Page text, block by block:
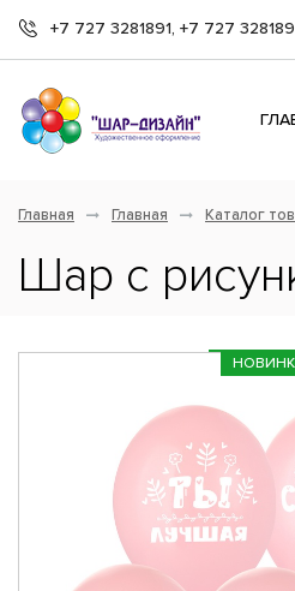
+7 727 3281891, +7 727
Главная Главная Каталог
Шар с